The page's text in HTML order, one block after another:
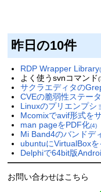
昨日の10件
RDP Wrapper Library
よく使うsvnコマンド
サクラエディタの
CVEの脆弱性ステー
Linuxのプリエンプシ
Mcomixでavif形式を
man pageをPDF化(4)
Mi Band4のバンドデ
ubuntuにVirtualBox
Delphiで64bit版
お問い合わせはこちら